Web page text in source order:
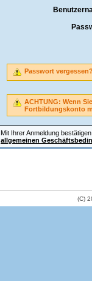
Mit Ihrer Anmeldung
allgemeinen
Passwort
ACHTUNG: Wenn
Fortbildungskonto
(C)